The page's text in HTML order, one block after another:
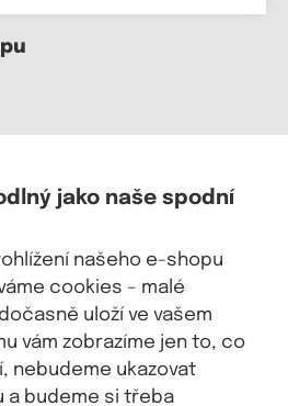
jako naše spodní
našeho e-shopu
cookies – malé
uloží ve vašem
vám zobrazíme jen to, co
nebudeme ukazovat
a budeme si třeba
ženy